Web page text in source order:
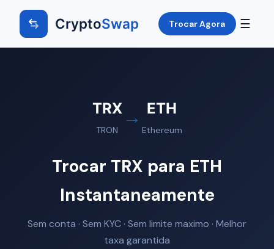
CryptoSwap Trocar Agora ☰
TRX
TRON
→ ETH
Ethereum
Trocar TRX para ETH
Instantaneamente
Sem conta · Sem KYC · Sem limite maximo · Melhor
taxa garantida